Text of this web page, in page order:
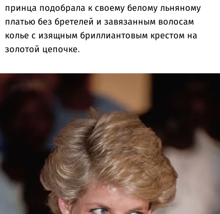
принца подобрала к своему белому льняному
платью без бретелей и завязанным волосам
колье с изящным бриллиантовым крестом на
золотой цепочке.